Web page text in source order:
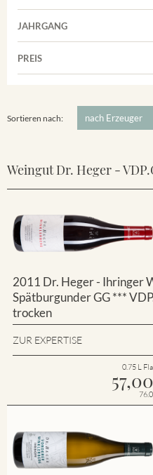
Weißwein
Grauburgunder
Riesling
Achkarrer Schlossberg
Vorderer Winklerberg
Winklerberg Hinter
JAHRGANG
PREIS
Sortieren nach:
Weingut Dr. Heger -
2011 Dr. Heger - Ihringer
Spätburgunder GG ***
trocken
ZUR EXPERTISE
0.75 L
57,00